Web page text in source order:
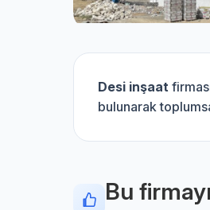
Desi inşaat
bulunarak
Bu